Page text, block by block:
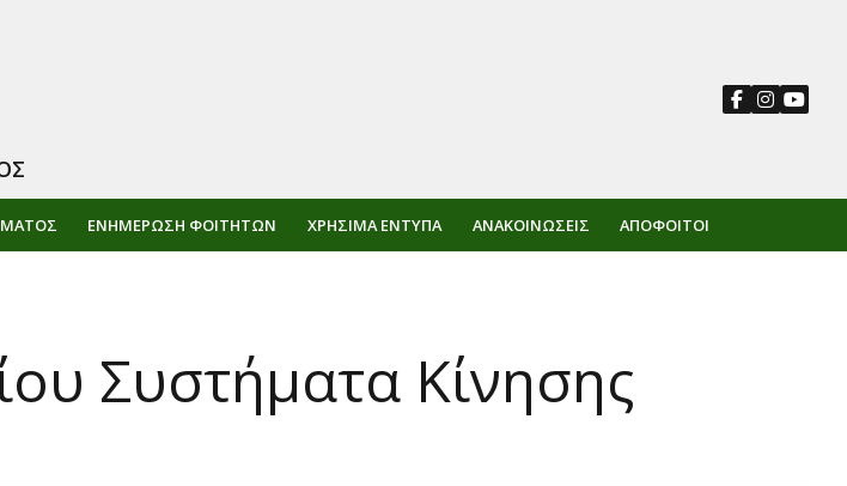
ΕΝΗΜΈΡΩΣΗ ΦΟΙΤΗΤΏΝ ΧΡΉΣΙΜΑ ΈΝΤΥΠΑ ΑΝΑΚΟΙΝΏΣΕΙΣ ΑΠΌΦΟΙΤΟΙ
Συστήματα Κίνησης